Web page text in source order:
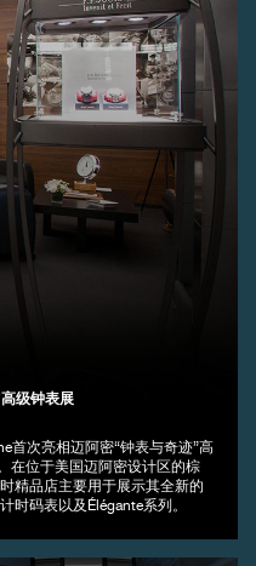
级钟表展
次亮相迈阿密“钟表与奇迹”高
在位于美国迈阿密设计区的棕
精品店主要用于展示其全新的
时码表以及Élégante系列。